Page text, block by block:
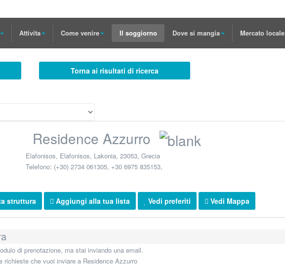
Attivita Come venire Il soggiorno Dove si mangia Mercato locale
Torna ai risultati di ricerca
Residence Azzurro
Elafonisos, Elafonisos, Lakonia, 23053, Grecia
Telefono: (+30) 2734 061305, +30 6975 835153,
struttura Aggiungi alla tua lista Vedi preferiti Vedi Mappa
di prenotazione, ma stai inviando una email.
richieste che vuoi inviare a Residence Azzurro